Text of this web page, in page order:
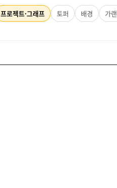
프로젝트·그래프 토퍼 배경 가